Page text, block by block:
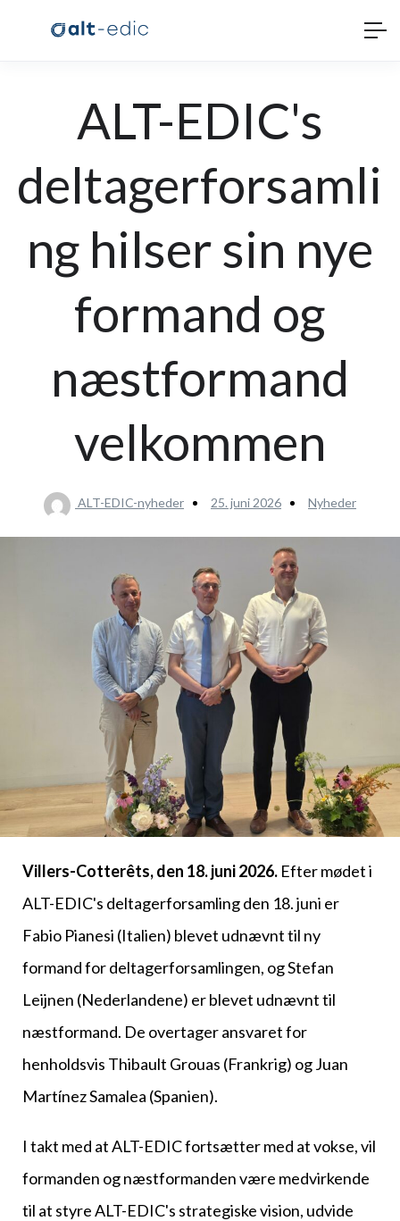
ALT-EDIC's
deltagerforsamli
ng hilser sin nye
formand og
næstformand
velkommen
ALT-EDIC-nyheder 25. juni 2026 Nyheder
Villers-Cotterêts, den 18. juni 2026. Efter mødet i
ALT-EDIC's deltagerforsamling den 18. juni er
Fabio Pianesi (Italien) blevet udnævnt til ny
formand for deltagerforsamlingen, og Stefan
Leijnen (Nederlandene) er blevet udnævnt til
næstformand. De overtager ansvaret for
henholdsvis Thibault Grouas (Frankrig) og Juan
Martínez Samalea (Spanien).
I takt med at ALT-EDIC fortsætter med at vokse, vil
formanden og næstformanden være medvirkende
til at styre ALT-EDIC's strategiske vision, udvide